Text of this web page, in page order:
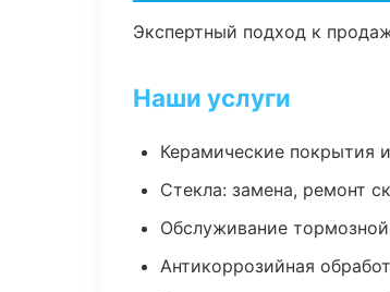
Экспертный подход к
Наши услуги
Керамические покрытия
Стекла: замена, ремонт
Обслуживание
Антикоррозийная